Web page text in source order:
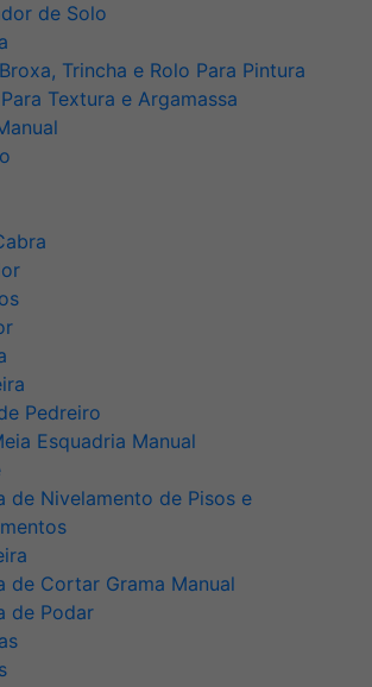
de Solo
Trincha e Rolo Para Pintura
Textura e Argamassa
Pedreiro
Esquadria Manual
de Nivelamento de Pisos e
de Cortar Grama Manual
de Podar